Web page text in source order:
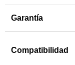
Garantía
Compatibilidad